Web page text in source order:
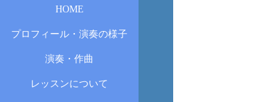
HOME
プロフィール・演奏の様子
演奏・作曲
レッスンについて